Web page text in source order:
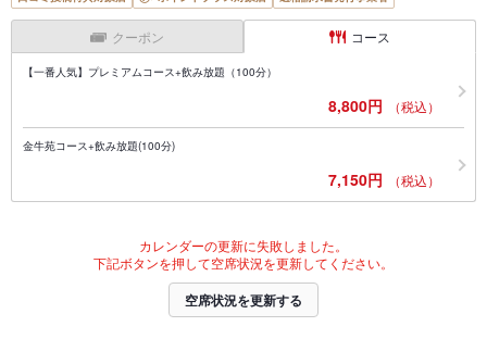
クーポン コース
【一番人気】プレミアムコース+飲み放題（100分）
8,800円 （税込）
金牛苑コース+飲み放題(100分)
7,150円 （税込）
カレンダーの更新に失敗しました。
下記ボタンを押して空席状況を更新してください。
空席状況を更新する